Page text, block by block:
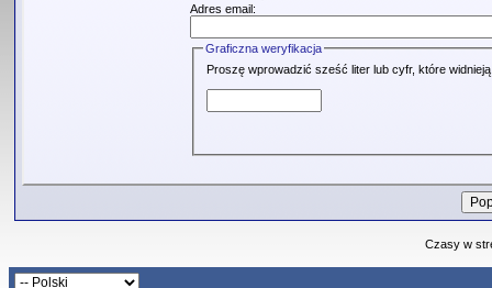
Adres email:
Graficzna weryfikacja
Proszę wprowadzić sześć liter lub cyfr, które
Czasy w